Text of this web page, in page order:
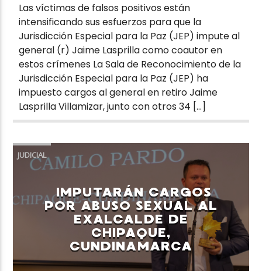
Las víctimas de falsos positivos están
intensificando sus esfuerzos para que la
Jurisdicción Especial para la Paz (JEP) impute al
general (r) Jaime Lasprilla como coautor en
estos crímenes La Sala de Reconocimiento de la
Jurisdicción Especial para la Paz (JEP) ha
impuesto cargos al general en retiro Jaime
Lasprilla Villamizar, junto con otros 34 […]
JUDICIAL
IMPUTARÁN CARGOS
POR ABUSO SEXUAL AL
EXALCALDE DE
CHIPAQUE,
CUNDINAMARCA